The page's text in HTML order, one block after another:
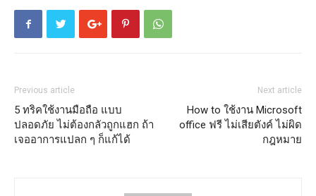
Previous article
5 ทริคใช้งานมือถือ แบบ
ปลอดภัย ไม่ต้องกลัวถูกแฮก ถ้า
เจออาการแปลก ๆ ก็แก้ได้
Next article
How to ใช้งาน Microsoft
office ฟรี ไม่เสียตังค์ ไม่ผิด
กฎหมาย